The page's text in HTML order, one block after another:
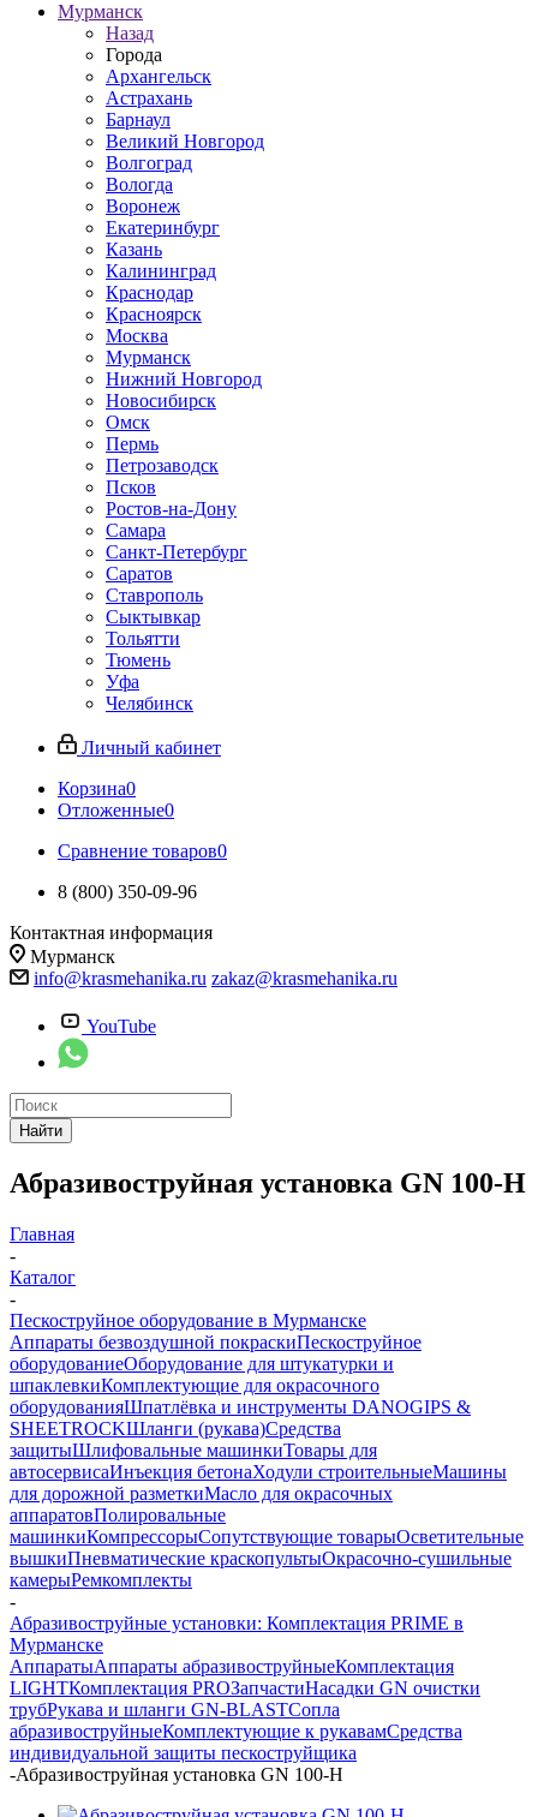
Мурманск
Назад
Города
Архангельск
Астрахань
Барнаул
Великий Новгород
Волгоград
Вологда
Воронеж
Екатеринбург
Казань
Калининград
Краснодар
Красноярск
Москва
Мурманск
Нижний Новгород
Новосибирск
Омск
Пермь
Петрозаводск
Псков
Ростов-на-Дону
Самара
Санкт-Петербург
Саратов
Ставрополь
Сыктывкар
Тольятти
Тюмень
Уфа
Челябинск
Личный кабинет
Корзина0
Отложенные0
Сравнение товаров0
8 (800) 350-09-96
Контактная информация
Мурманск
info@krasmehanika.ru zakaz@krasmehanika.ru
YouTube
Найти
Абразивоструйная установка GN 100-H
Главная
-
Каталог
-
Пескоструйное оборудование в Мурманске
Аппараты безвоздушной покраскиПескоструйное
оборудованиеОборудование для штукатурки и
шпаклевкиКомплектующие для окрасочного
оборудованияШпатлёвка и инструменты DANOGIPS &
SHEETROCKШланги (рукава)Средства
защитыШлифовальные машинкиТовары для
автосервисаИнъекция бетонаХодули строительныеМашины
для дорожной разметкиМасло для окрасочных
аппаратовПолировальные
машинкиКомпрессорыСопутствующие товарыОсветительные
вышкиПневматические краскопультыОкрасочно-сушильные
камерыРемкомплекты
-
Абразивоструйные установки: Комплектация PRIME в
Мурманске
АппаратыАппараты абразивоструйныеКомплектация
LIGHTКомплектация PROЗапчастиНасадки GN очистки
трубРукава и шланги GN-BLASTСопла
абразивоструйныеКомплектующие к рукавамСредства
индивидуальной защиты пескоструйщика
-Абразивоструйная установка GN 100-H